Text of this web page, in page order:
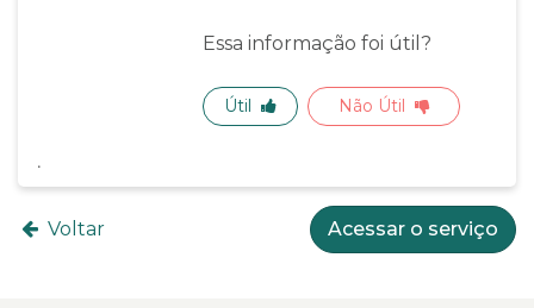
Essa informação foi útil?
Útil Não Útil
Voltar Acessar o serviço